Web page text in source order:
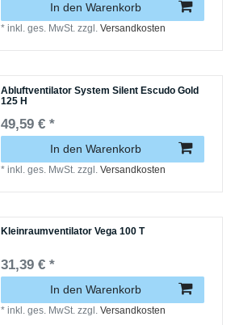
In den Warenkorb
*inkl. ges. MwSt. zzgl.Versandkosten
Abluftventilator System Silent Escudo Gold
125 H
49,59 € *
In den Warenkorb
*inkl. ges. MwSt. zzgl.Versandkosten
Kleinraumventilator Vega 100 T
31,39 € *
In den Warenkorb
*inkl. ges. MwSt. zzgl.Versandkosten